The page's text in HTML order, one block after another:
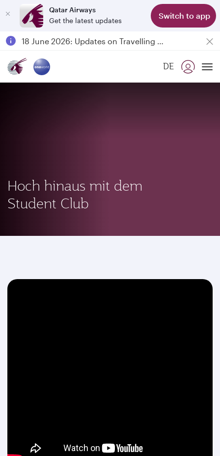
Qatar Airways
Get the latest updates
Switch to app
Passengers flying between Doha and Auckland on QR914 and QR915
18 June 2026: Updates on Travelling with Power Banks
DE
Hoch hinaus mit dem
Student Club